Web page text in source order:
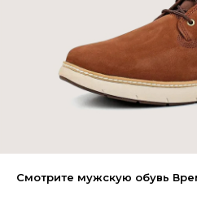
Смотрите мужскую обувь